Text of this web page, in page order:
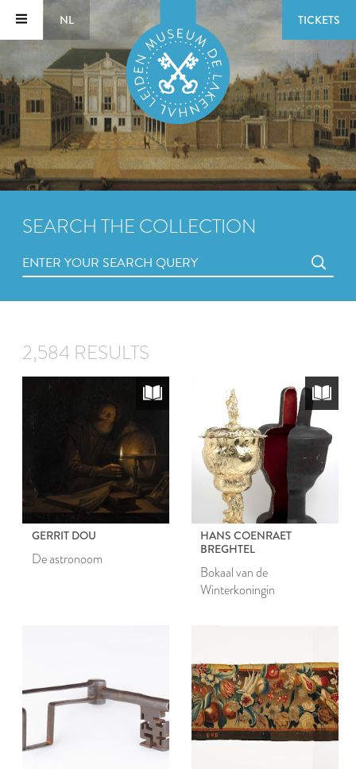
NL TICKETS
SEARCH THE COLLECTION
2,584 RESULTS
GERRIT DOU
De astronoom
HANS COENRAET
BREGHTEL
Bokaal van de
Winterkoningin